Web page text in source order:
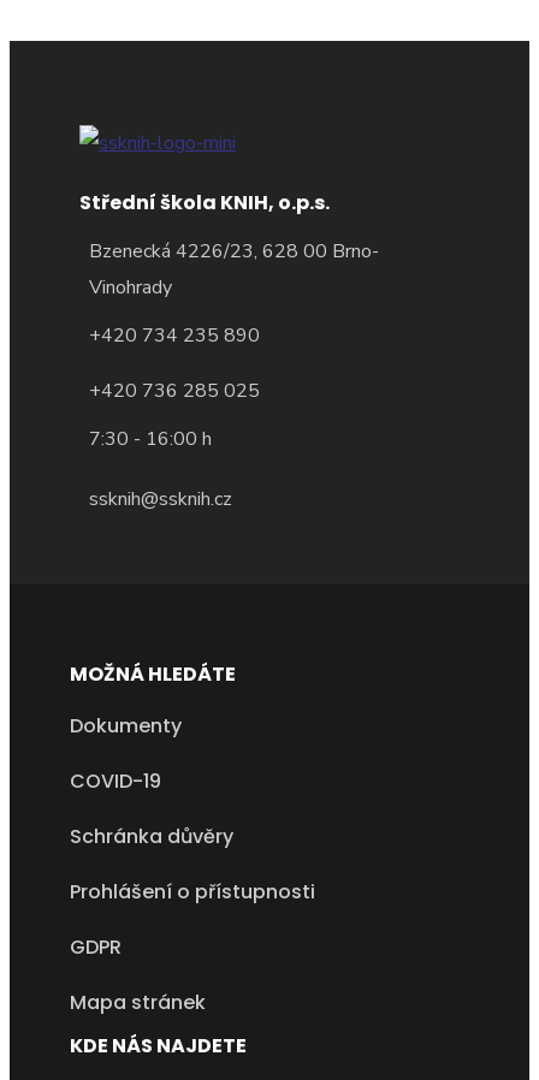
Střední škola KNIH, o.p.s.
Bzenecká 4226/23, 628 00 Brno-
Vinohrady
+420 734 235 890
+420 736 285 025
7:30 - 16:00 h
ssknih@ssknih.cz
MOŽNÁ HLEDÁTE
Dokumenty
COVID-19
Schránka důvěry
Prohlášení o přístupnosti
GDPR
Mapa stránek
KDE NÁS NAJDETE